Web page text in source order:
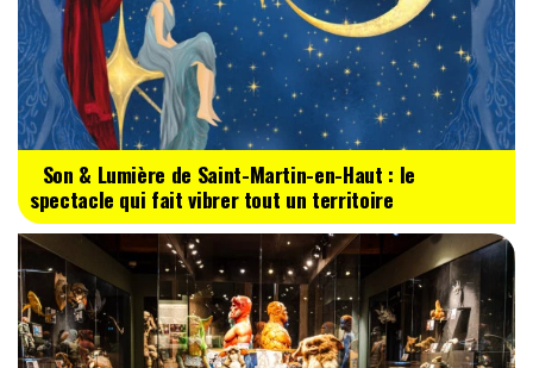
Son & Lumière de Saint-Martin-en-Haut : le
spectacle qui fait vibrer tout un territoire